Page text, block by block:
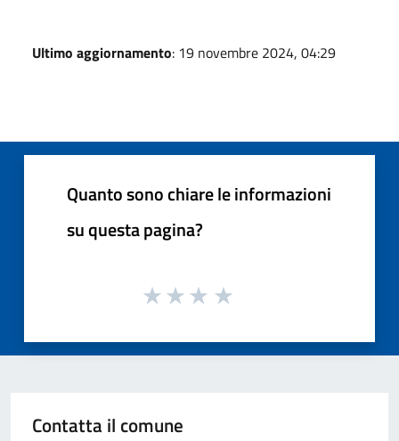
Ultimo aggiornamento: 19 novembre 2024, 04:29
Quanto sono chiare le informazioni
su questa pagina?
Contatta il comune